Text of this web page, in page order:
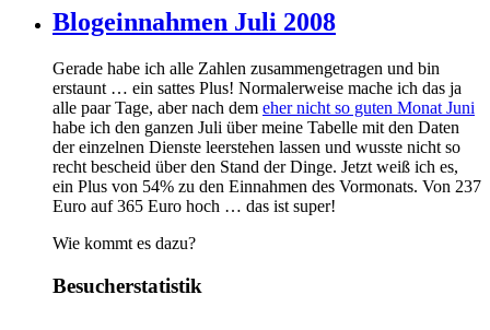
Blogeinnahmen Juli 2008
Gerade habe ich alle Zahlen zusammengetragen und bin
erstaunt … ein sattes Plus! Normalerweise mache ich das ja
alle paar Tage, aber nach dem eher nicht so guten Monat Juni
habe ich den ganzen Juli über meine Tabelle mit den Daten
der einzelnen Dienste leerstehen lassen und wusste nicht so
recht bescheid über den Stand der Dinge. Jetzt weiß ich es,
ein Plus von 54% zu den Einnahmen des Vormonats. Von 237
Euro auf 365 Euro hoch … das ist super!
Wie kommt es dazu?
Besucherstatistik